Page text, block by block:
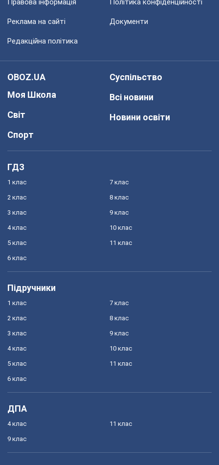
Правова інформація Політика конфіденційності
Реклама на сайті Документи
Редакційна політика
OBOZ.UA
Моя Школа
Світ
Спорт
Суспільство
Всі новини
Новини освіти
ГДЗ
1 клас
2 клас
3 клас
4 клас
5 клас
6 клас
7 клас
8 клас
9 клас
10 клас
11 клас
Підручники
1 клас
2 клас
3 клас
4 клас
5 клас
6 клас
7 клас
8 клас
9 клас
10 клас
11 клас
ДПА
4 клас
9 клас
11 клас